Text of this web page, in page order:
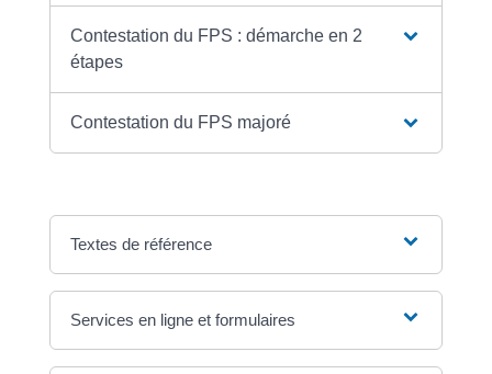
Contestation du FPS : démarche en 2
étapes
Contestation du FPS majoré
Textes de référence
Services en ligne et formulaires